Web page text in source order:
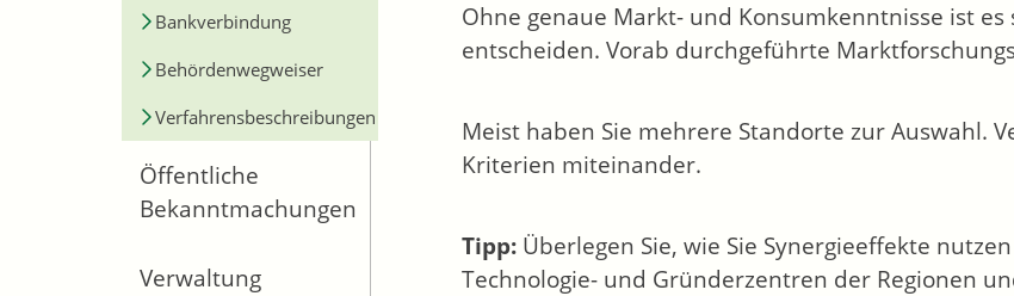
Bankverbindung
Behördenwegweiser
Verfahrensbeschreibungen
Öffentliche
Bekanntmachungen
Verwaltung
Ohne genaue Markt- und Konsumkenntnisse ist
entscheiden. Vorab durchgeführte
Meist haben Sie mehrere Standorte zur Auswahl.
Kriterien miteinander.
Tipp: Überlegen Sie, wie Sie Synergieeffekte
Technologie- und Gründerzentren der Regionen